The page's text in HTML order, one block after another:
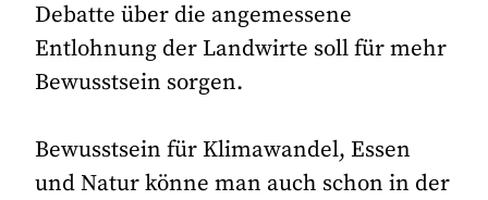
Debatte über die angemessene
Entlohnung der Landwirte soll für mehr
Bewusstsein sorgen.
Bewusstsein für Klimawandel, Essen
und Natur könne man auch schon in der